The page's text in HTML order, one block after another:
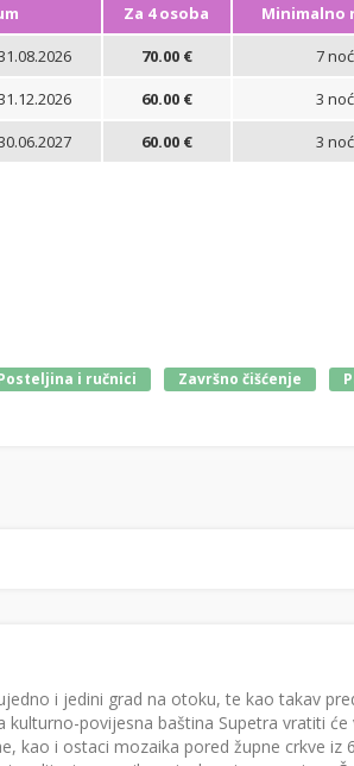
Za 4 osoba Minimalno
70.00 € 7
60.00 € 3
60.00 € 3
i ručnici Završno čišćenje
i jedini grad na otoku, te kao takav
povijesna baština Supetra vratiti
kao i ostaci mozaika pored župne crkve iz